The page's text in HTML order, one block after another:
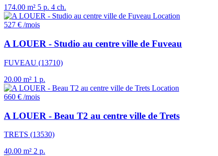
174.00 m² 5 p. 4 ch.
Location
527 € /mois
A LOUER - Studio au centre ville de Fuveau
FUVEAU (13710)
20.00 m² 1 p.
Location
660 € /mois
A LOUER - Beau T2 au centre ville de Trets
TRETS (13530)
40.00 m² 2 p.